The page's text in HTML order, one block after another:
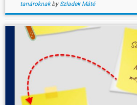
tanároknak by Szladek Máté